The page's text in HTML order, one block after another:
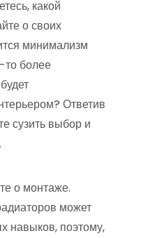
какой
о своих
минимализм
то более
Ответив
сузить выбор и
о монтаже.
может
навыков, поэтому,